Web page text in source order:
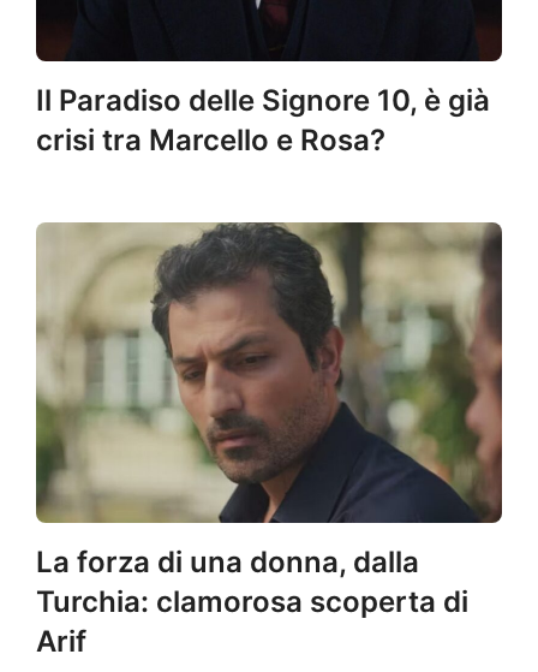
Il Paradiso delle Signore 10, è già
crisi tra Marcello e Rosa?
La forza di una donna, dalla
Turchia: clamorosa scoperta di
Arif